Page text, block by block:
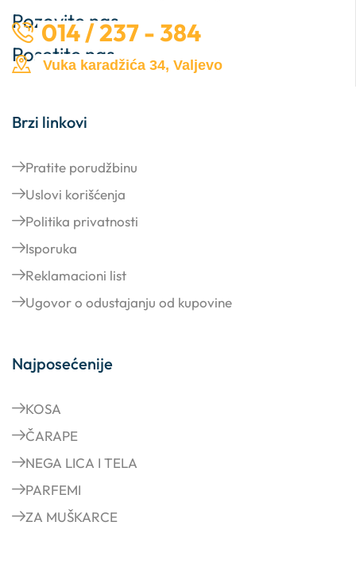
Pozovite nas …
014 / 237 - 384
Posetite nas …
Vuka karadžića 34, Valjevo
Brzi linkovi
Pratite porudžbinu
Uslovi korišćenja
Politika privatnosti
Isporuka
Reklamacioni list
Ugovor o odustajanju od kupovine
Najposećenije
KOSA
ČARAPE
NEGA LICA I TELA
PARFEMI
ZA MUŠKARCE